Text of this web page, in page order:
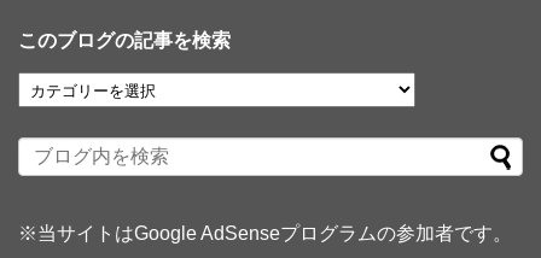
このブログの記事を検索
※当サイトはGoogle AdSenseプログラムの参加者です。